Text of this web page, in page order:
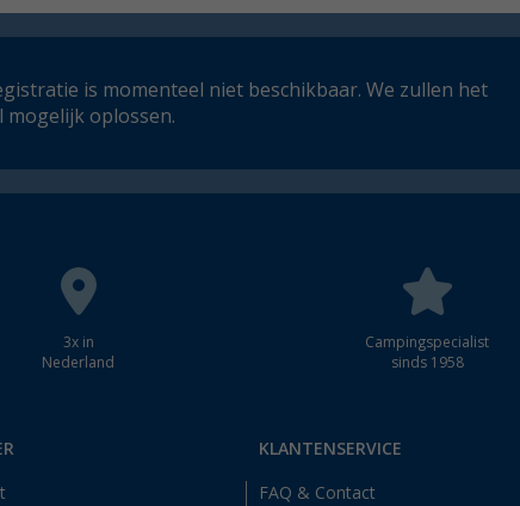
is momenteel niet beschikbaar. We zullen het
mogelijk oplossen.
3x in
Nederland
Campingspecialist
sinds 1958
KLANTENSERVICE
FAQ & Contact